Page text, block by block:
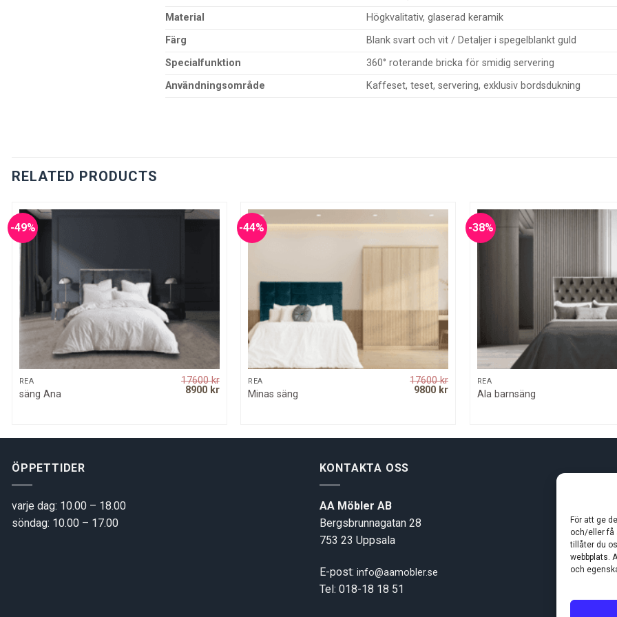
För att ge
och/eller få
tillåter du
webbplats.
och
Material
Högkvalitativ, glaserad keramik
Färg
Blank svart och vit / Detaljer i spegelblankt guld
Specialfunktion
360° roterande bricka för smidig servering
Användningsområde
Kaffeset, teset, servering, exklusiv bordsdukning
RELATED PRODUCTS
-49%
REA
säng Ana
17600kr
Original
8900 krCurrent
-44%
REA
Minas säng
17600kr
Original
9800 krCurrent
-38%
REA
Ala barnsäng
ÖPPETTIDER
varje dag: 10.00 – 18.00
söndag: 10.00 – 17.00
KONTAKTA OSS
AA Möbler AB
Bergsbrunnagatan 28
753 23 Uppsala
E-post: info@aamobler.se
Tel: 018-18 18 51